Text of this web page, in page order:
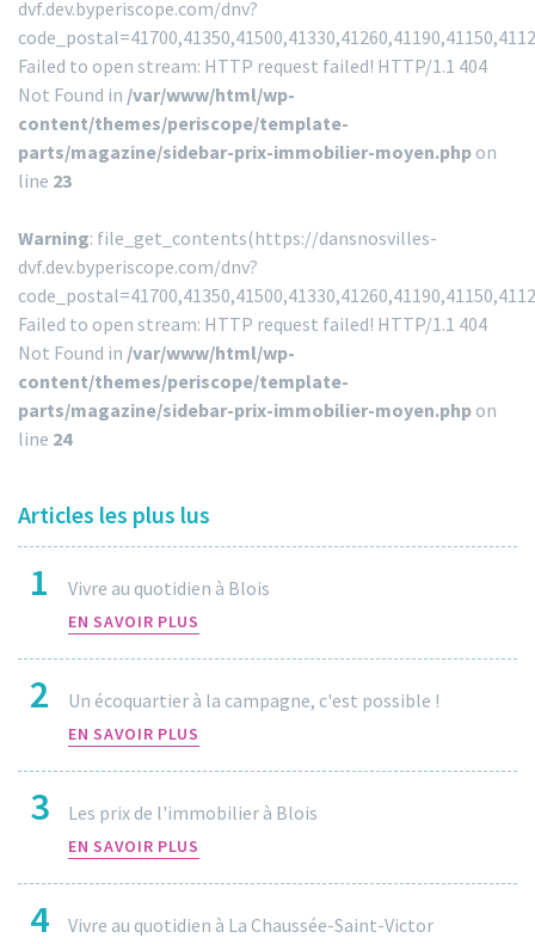
dvf.dev.byperiscope.com/dnv?
Failed to open stream: HTTP request failed! HTTP/1.1 404
Not Found in /var/www/html/wp-
content/themes/periscope/template-
parts/magazine/sidebar-prix-immobilier-moyen.php on
line 23
Warning: file_get_contents(https://dansnosvilles-
dvf.dev.byperiscope.com/dnv?
Failed to open stream: HTTP request failed! HTTP/1.1 404
Not Found in /var/www/html/wp-
content/themes/periscope/template-
parts/magazine/sidebar-prix-immobilier-moyen.php on
line 24
Articles les plus lus
1 Vivre au quotidien à Blois
EN SAVOIR PLUS
2 Un écoquartier à la campagne, c'est possible !
EN SAVOIR PLUS
3 Les prix de l'immobilier à Blois
EN SAVOIR PLUS
4 Vivre au quotidien à La Chaussée-Saint-Victor